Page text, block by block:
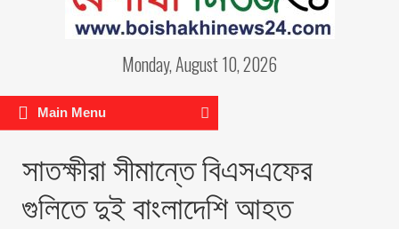
Monday, August 10, 2026
Main Menu
সাতক্ষীরা সীমান্তে বিএসএফের
গুলিতে দুই বাংলাদেশি আহত